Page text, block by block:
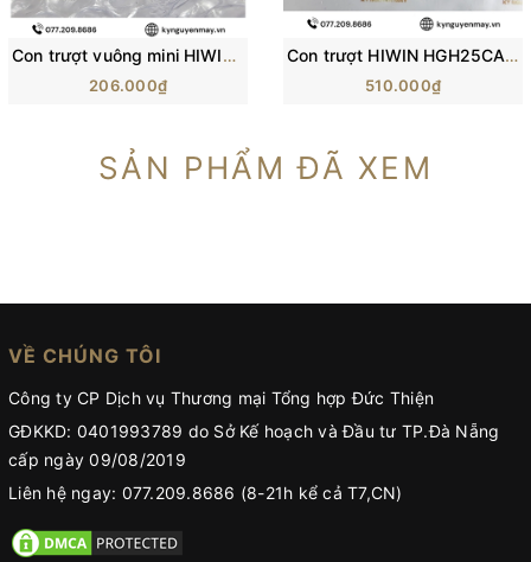
Con trượt vuông mini HIWIN MGN-C | Block trượt MGN5C, MGN7C, MGN12C
206.000₫
Con trượt HIWIN HGH25CA/ H25C/ HG25 (84x48x40mm)
510.000₫
SẢN PHẨM ĐÃ XEM
VỀ CHÚNG TÔI
Công ty CP Dịch vụ Thương mại Tổng hợp Đức Thiện
GĐKKD: 0401993789 do Sở Kế hoạch và Đầu tư TP.Đà Nẵng
cấp ngày 09/08/2019
Liên hệ ngay: 077.209.8686 (8-21h kể cả T7,CN)